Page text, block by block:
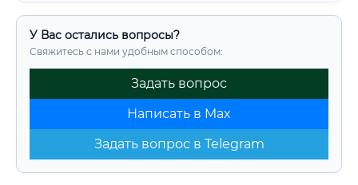
У Вас остались вопросы?
Свяжитесь с нами удобным способом:
Задать вопрос
Написать в Max
Задать вопрос в Telegram